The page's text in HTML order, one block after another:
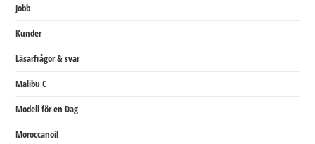
Jobb
Kunder
Läsarfrågor & svar
Malibu C
Modell för en Dag
Moroccanoil